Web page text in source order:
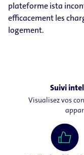
plateforme ista
efficacement les
logement.
Suivi
Visualisez vos